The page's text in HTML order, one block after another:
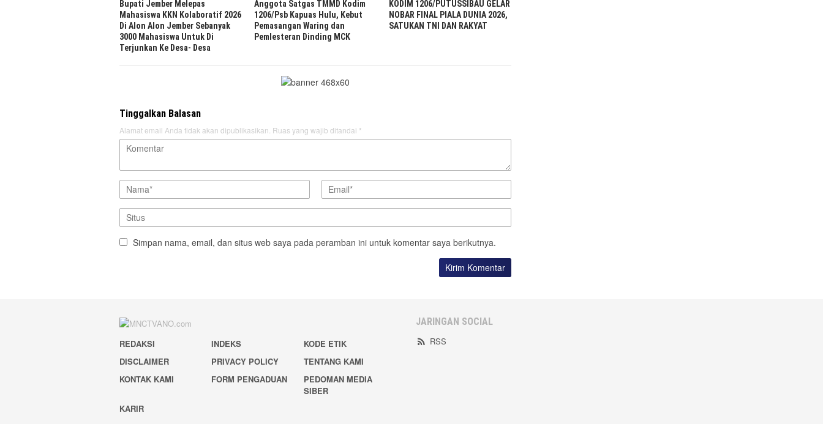
Bupati Jember Melepas
Mahasiswa KKN Kolaboratif 2026
Di Alon Alon Jember Sebanyak
3000 Mahasiswa Untuk Di
Terjunkan Ke Desa- Desa
Anggota Satgas TMMD Kodim
1206/Psb Kapuas Hulu, Kebut
Pemasangan Waring dan
Pemlesteran Dinding MCK
KODIM 1206/PUTUSSIBAU GELAR
NOBAR FINAL PIALA DUNIA 2026,
SATUKAN TNI DAN RAKYAT ‎ ‎
Tinggalkan Balasan
Alamat email Anda tidak akan dipublikasikan. Ruas yang wajib ditandai *
Simpan nama, email, dan situs web saya pada peramban ini untuk komentar saya berikutnya.
REDAKSI INDEKS
KODE ETIK
DISCLAIMER
PRIVACY POLICY
TENTANG KAMI
KONTAK KAMI
FORM PENGADUAN
PEDOMAN MEDIA
SIBER
KARIR
JARINGAN SOCIAL
RSS